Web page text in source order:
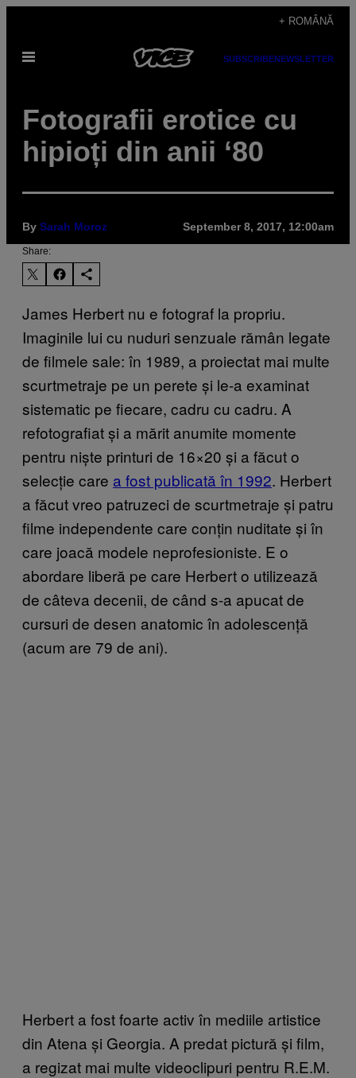
content
+ ROMÂNĂ
Open
SUBSCRIBENEWSLETTER
Fotografii erotice cu
hipioți din anii ‘80
By Sarah Moroz September 8, 2017, 12:00am
Share:
James Herbert nu e fotograf la propriu.
Imaginile lui cu nuduri senzuale rămân legate
de filmele sale: în 1989, a proiectat mai multe
scurtmetraje pe un perete și le-a examinat
sistematic pe fiecare, cadru cu cadru. A
refotografiat și a mărit anumite momente
pentru niște printuri de 16×20 și a făcut o
selecție care a fost publicată în 1992. Herbert
a făcut vreo patruzeci de scurtmetraje și patru
filme independente care conțin nuditate și în
care joacă modele neprofesioniste. E o
abordare liberă pe care Herbert o utilizează
de câteva decenii, de când s-a apucat de
cursuri de desen anatomic în adolescență
(acum are 79 de ani).
Herbert a fost foarte activ în mediile artistice
din Atena și Georgia. A predat pictură și film,
a regizat mai multe videoclipuri pentru R.E.M.